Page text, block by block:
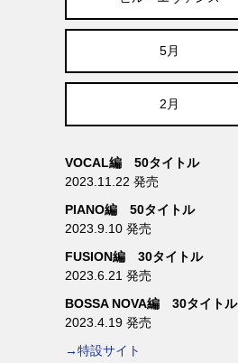
5月
2月
VOCAL編 50タイトル
2023.11.22 発売
PIANO編 50タイトル
2023.9.10 発売
FUSION編 30タイトル
2023.6.21 発売
BOSSA NOVA編 30タイトル
2023.4.19 発売
→特設サイト